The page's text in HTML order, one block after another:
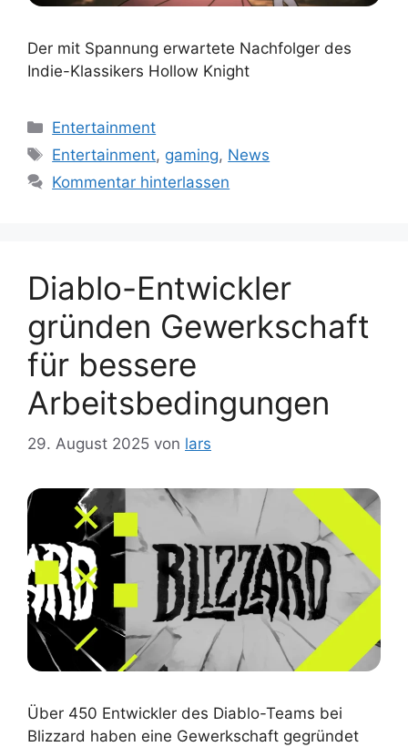
Der mit Spannung erwartete Nachfolger des
Indie-Klassikers Hollow Knight
Kategorien
Entertainment
Schlagwörter
Entertainment, gaming, News
Kommentar hinterlassen
Diablo-Entwickler
gründen Gewerkschaft
für bessere
Arbeitsbedingungen
29. August 2025 von lars
Über 450 Entwickler des Diablo-Teams bei
Blizzard haben eine Gewerkschaft gegründet